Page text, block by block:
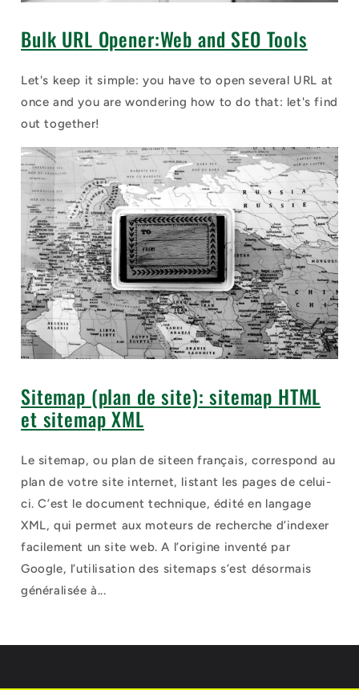
Bulk URL Opener:Web and SEO Tools
Let's keep it simple: you have to open several URL at
once and you are wondering how to do that: let's find
out together!
Sitemap (plan de site): sitemap HTML
et sitemap XML
Le sitemap, ou plan de siteen français, correspond au
plan de votre site internet, listant les pages de celui-
ci. C’est le document technique, édité en langage
XML, qui permet aux moteurs de recherche d’indexer
facilement un site web. A l’origine inventé par
Google, l’utilisation des sitemaps s’est désormais
généralisée à...